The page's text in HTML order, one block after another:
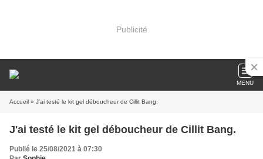
Publicité
MENU
Accueil » J'ai testé le kit gel déboucheur de Cillit Bang.
J'ai testé le kit gel déboucheur de Cillit Bang.
Publié le 25/08/2021 à 07:30